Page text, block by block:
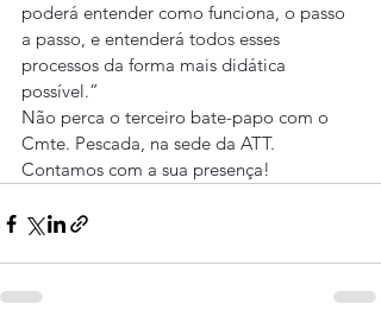
poderá entender como funciona, o passo
a passo, e entenderá todos esses
processos da forma mais didática
possível.”
Não perca o terceiro bate-papo com o
Cmte. Pescada, na sede da ATT.
Contamos com a sua presença!